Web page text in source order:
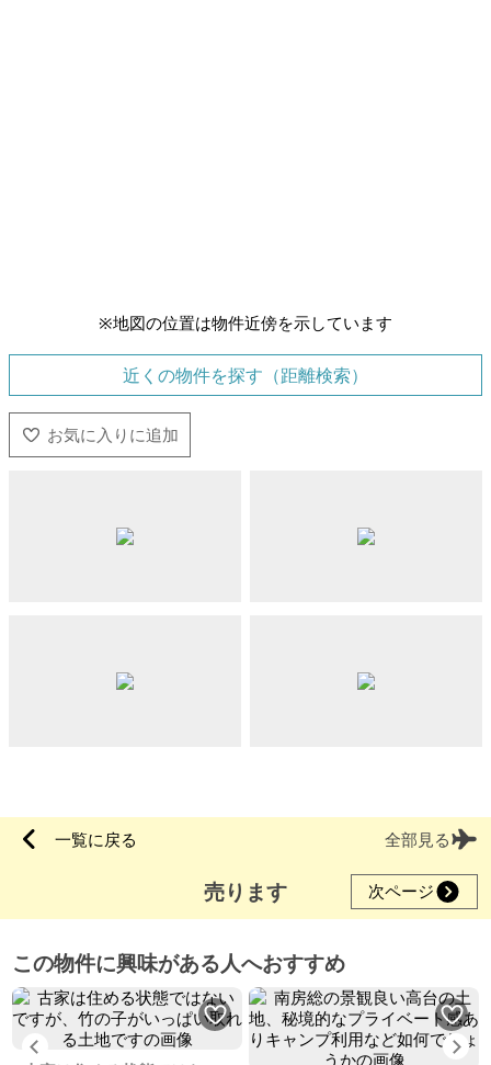
※地図の位置は物件近傍を示しています
近くの物件を探す（距離検索）
一覧に戻る 全部見る
売ります 次ページ
この物件に興味がある人へおすすめ
Previous